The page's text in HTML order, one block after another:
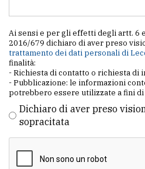
Ai sensi e per gli effetti degli artt. 6
2016/679 dichiaro di aver preso
trattamento dei dati personali di
finalità:
- Richiesta di contatto o richiesta di
- Pubblicazione: le informazioni
potrebbero essere utilizzate a fini
Dichiaro di aver preso
sopracitata